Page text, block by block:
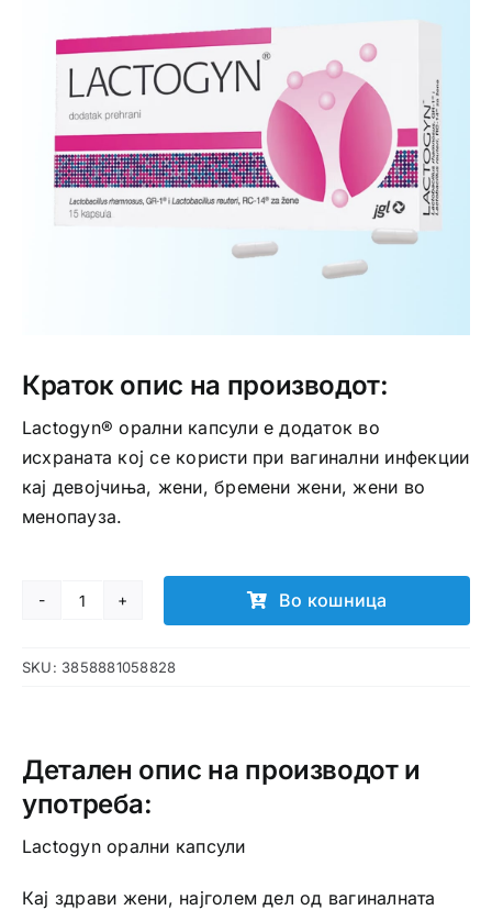
Интимно здравје
Лична хигиена
Медицински апрати
Краток опис на производот:
Lactogyn® орални капсули е додаток во
исхраната кој се користи при вагинални инфекции
кај девојчиња, жени, бремени жени, жени во
менопауза.
Lactogyn
капсули
Во кошница
SKU: 3858881058828
Детален опис на производот и
употреба:
Lactogyn орални капсули
Кај здрави жени, најголем дел од вагиналната